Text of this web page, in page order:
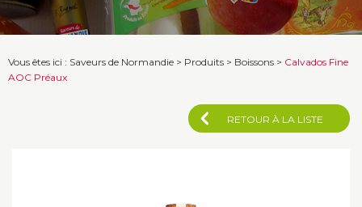
Vous êtes ici : Saveurs de Normandie > Produits > Boissons > Calvados Fine
AOC Préaux
RETOUR À LA LISTE